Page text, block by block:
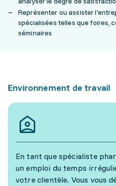
Représenter ou assister
spécialisées telles que foires,
séminaires
Environnement de travail
En tant que spécialiste
un emploi du temps
votre clientèle. Vous vous